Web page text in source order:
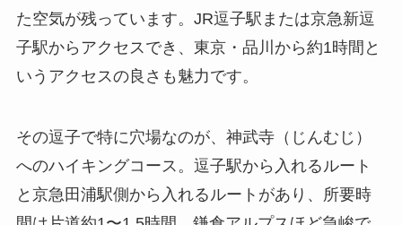
た空気が残っています。JR逗子駅または京急新逗
子駅からアクセスでき、東京・品川から約1時間と
いうアクセスの良さも魅力です。
その逗子で特に穴場なのが、神武寺（じんむじ）
へのハイキングコース。逗子駅から入れるルート
と京急田浦駅側から入れるルートがあり、所要時